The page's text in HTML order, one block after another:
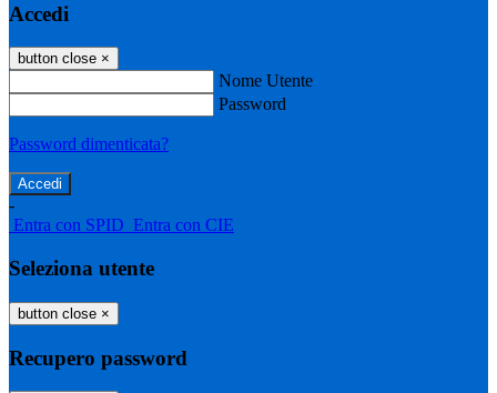
Accedi
button close ×
Nome Utente
Password
Password dimenticata?
-
Entra con SPID Entra con CIE
Seleziona utente
button close ×
Recupero password